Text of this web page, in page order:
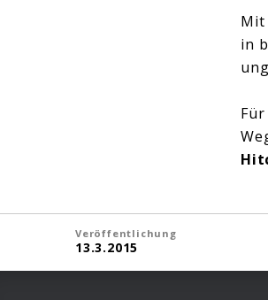
Mit
in
Veröffentlichung
13.3.2015